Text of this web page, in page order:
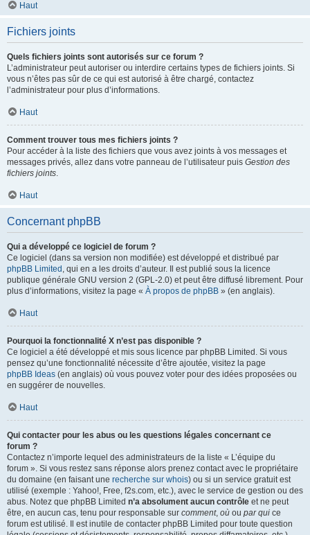
Haut
Fichiers joints
Quels fichiers joints sont autorisés sur ce forum ?
L’administrateur peut autoriser ou interdire certains types de fichiers joints. Si
vous n’êtes pas sûr de ce qui est autorisé à être chargé, contactez
l’administrateur pour plus d’informations.
Haut
Comment trouver tous mes fichiers joints ?
Pour accéder à la liste des fichiers que vous avez joints à vos messages et
messages privés, allez dans votre panneau de l’utilisateur puis Gestion des
fichiers joints.
Haut
Concernant phpBB
Qui a développé ce logiciel de forum ?
Ce logiciel (dans sa version non modifiée) est développé et distribué par
phpBB Limited , qui en a les droits d’auteur. Il est publié sous la licence
publique générale GNU version 2 (GPL-2.0) et peut être diffusé librement. Pour
plus d’informations, visitez la page « À propos de phpBB » (en anglais).
Haut
Pourquoi la fonctionnalité X n’est pas disponible ?
Ce logiciel a été développé et mis sous licence par phpBB Limited. Si vous
pensez qu’une fonctionnalité nécessite d’être ajoutée, visitez la page
phpBB Ideas (en anglais) où vous pouvez voter pour des idées proposées ou
en suggérer de nouvelles.
Haut
Qui contacter pour les abus ou les questions légales concernant ce
forum ?
Contactez n’importe lequel des administrateurs de la liste « L’équipe du
forum ». Si vous restez sans réponse alors prenez contact avec le propriétaire
du domaine (en faisant une recherche sur whois) ou si un service gratuit est
utilisé (exemple : Yahoo!, Free, f2s.com, etc.), avec le service de gestion ou des
abus. Notez que phpBB Limited n’a absolument aucun contrôle et ne peut
être, en aucun cas, tenu pour responsable sur comment, où ou par qui ce
forum est utilisé. Il est inutile de contacter phpBB Limited pour toute question